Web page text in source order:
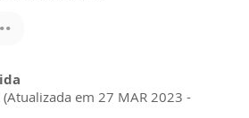
em 27 MAR 2023 -